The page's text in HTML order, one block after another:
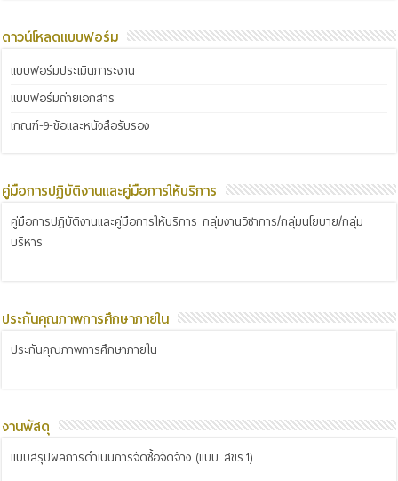
ดาวน์โหลดแบบฟอร์ม
แบบฟอร์มประเมินภาระงาน
แบบฟอร์มถ่ายเอกสาร
เกณฑ์-9-ข้อและหนังสือรับรอง
คู่มือการปฏิบัติงานและคู่มือการให้บริการ
คู่มือการปฏิบัติงานและคู่มือการให้บริการ กลุ่มงานวิชาการ/กลุ่มนโยบาย/กลุ่ม
บริหาร
ประกันคุณภาพการศึกษาภายใน
ประกันคุณภาพการศึกษาภายใน
งานพัสดุ
แบบสรุปผลการดำเนินการจัดซื้อจัดจ้าง (แบบ สขร.1)